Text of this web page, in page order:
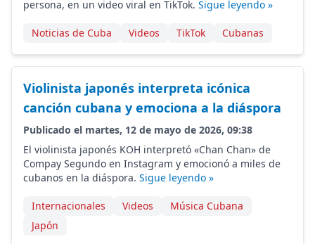
persona, en un video viral en TikTok. Sigue leyendo »
Noticias de Cuba Videos TikTok Cubanas
Violinista japonés interpreta icónica
canción cubana y emociona a la diáspora
Publicado el martes, 12 de mayo de 2026, 09:38
El violinista japonés KOH interpretó «Chan Chan» de
Compay Segundo en Instagram y emocionó a miles de
cubanos en la diáspora. Sigue leyendo »
Internacionales Videos
Música Cubana
Japón